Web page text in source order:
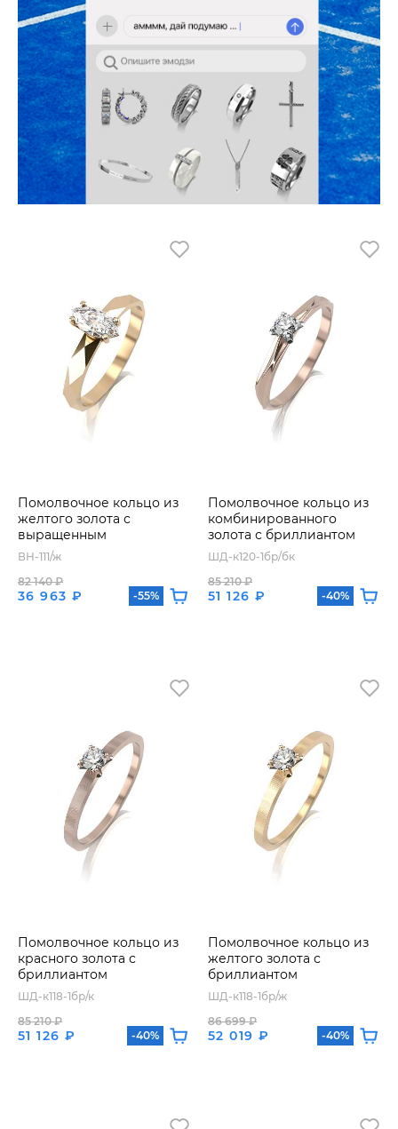
КОЛЛЕКЦИИ
Помолвочное кольцо из
желтого золота с
выращенным
бриллиантом
ВН-111/ж
36 963 ₽
82 140 ₽
-55%
Помолвочное кольцо из
комбинированного
золота с бриллиантом
ШД-к120-1бр/бк
51 126 ₽
85 210 ₽
-40%
Помолвочное кольцо из
красного золота с
бриллиантом
ШД-к118-1бр/к
51 126 ₽
85 210 ₽
-40%
Помолвочное кольцо из
желтого золота с
бриллиантом
ШД-к118-1бр/ж
52 019 ₽
86 699 ₽
-40%